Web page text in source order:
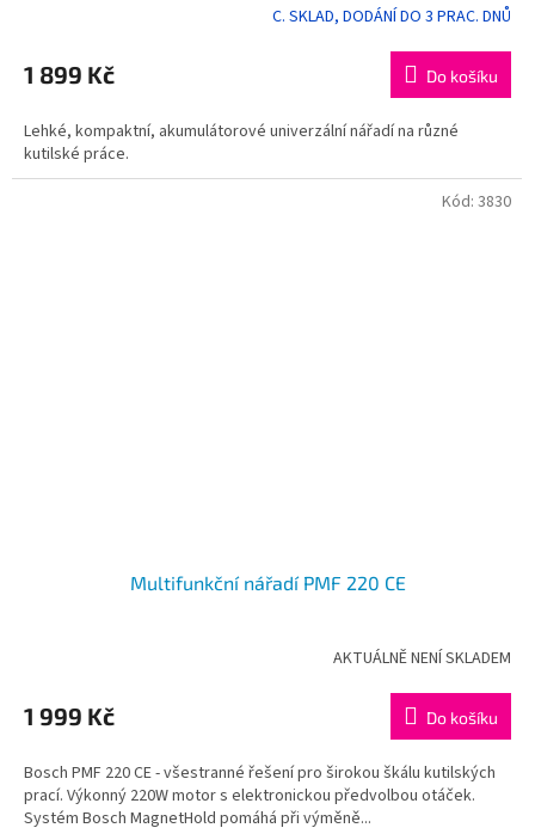
produktu
je
z
5
hvězdiček.
C. SKLAD, DODÁNÍ DO 3 PRAC. DNŮ
1 899 Kč Do košíku
Lehké, kompaktní, akumulátorové univerzální nářadí na různé
kutilské práce.
Multifunkční nářadí PMF 220 CE
produktu
je
z
5
hvězdiček.
AKTUÁLNĚ NENÍ SKLADEM
1 999 Kč Do košíku
Bosch PMF 220 CE - všestranné řešení pro širokou škálu kutilských
prací. Výkonný 220W motor s elektronickou předvolbou otáček.
Systém Bosch MagnetHold pomáhá při výměně...
Kód: 3830